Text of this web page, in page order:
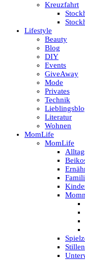
Kreuzfahrt
Lifestyle
Beauty
Blog
DIY
Events
GiveAway
Mode
Privates
Technik
Literatur
Wohnen
MomLife
MomLife
Stillen